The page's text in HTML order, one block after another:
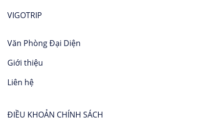
VIGOTRIP
Văn Phòng Đại Diện
Giới thiệu
Liên hệ
ĐIỀU KHOẢN CHÍNH SÁCH